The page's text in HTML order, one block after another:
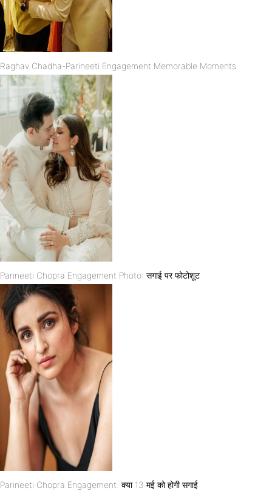
Raghav Chadha-Parineeti Engagement Memorable Moments
Parineeti Chopra Engagement Photo: सगाई पर फोटोशूट
Parineeti Chopra Engagement: क्या 13 मई को होगी सगाई